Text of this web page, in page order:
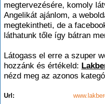
megtervezésére, komoly
Angelikát ajánlom, a
megtekintheti, de a
láthatunk tőle így bátran
Látogass el erre a szuper
hozzánk és értékeld:
nézd meg az azonos
Url: